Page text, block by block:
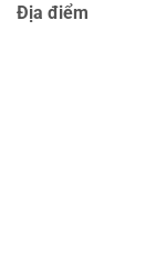
Địa điểm